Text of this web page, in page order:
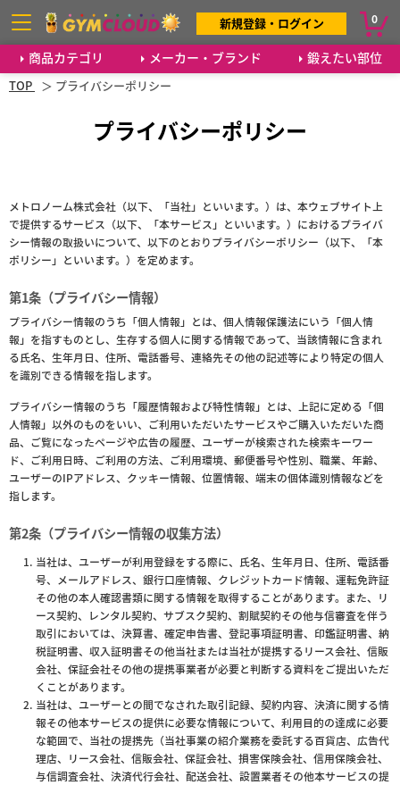
商品カテゴリ メーカー・ブランド 鍛えたい部位
新規登録・ログイン 0
TOP プライバシーポリシー
プライバシーポリシー
メトロノーム株式会社（以下、「当社」といいます。）は、本ウェブサイト上
で提供するサービス（以下、「本サービス」といいます。）におけるプライバ
シー情報の取扱いについて、以下のとおりプライバシーポリシー（以下、「本
ポリシー」といいます。）を定めます。
第1条（プライバシー情報）
プライバシー情報のうち「個人情報」とは、個人情報保護法にいう「個人情
報」を指すものとし、生存する個人に関する情報であって、当該情報に含まれ
る氏名、生年月日、住所、電話番号、連絡先その他の記述等により特定の個人
を識別できる情報を指します。
プライバシー情報のうち「履歴情報および特性情報」とは、上記に定める「個
人情報」以外のものをいい、ご利用いただいたサービスやご購入いただいた商
品、ご覧になったページや広告の履歴、ユーザーが検索された検索キーワー
ド、ご利用日時、ご利用の方法、ご利用環境、郵便番号や性別、職業、年齢、
ユーザーのIPアドレス、クッキー情報、位置情報、端末の個体識別情報などを
指します。
第2条（プライバシー情報の収集方法）
当社は、ユーザーが利用登録をする際に、氏名、生年月日、住所、電話番
号、メールアドレス、銀行口座情報、クレジットカード情報、運転免許証
その他の本人確認書類に関する情報を取得することがあります。また、リ
ース契約、レンタル契約、サブスク契約、割賦契約その他与信審査を伴う
取引においては、決算書、確定申告書、登記事項証明書、印鑑証明書、納
税証明書、収入証明書その他当社または当社が提携するリース会社、信販
会社、保証会社その他の提携事業者が必要と判断する資料をご提出いただ
くことがあります。
当社は、ユーザーとの間でなされた取引記録、契約内容、決済に関する情
報その他本サービスの提供に必要な情報について、利用目的の達成に必要
な範囲で、当社の提携先（当社事業の紹介業務を委託する百貨店、広告代
理店、リース会社、信販会社、保証会社、損害保険会社、信用保険会社、
与信調査会社、決済代行会社、配送会社、設置業者その他本サービスの提